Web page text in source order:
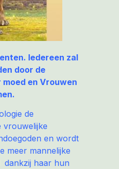
Iedereen zal
door de
en Vrouwen
de
vrouwelijke
en wordt
meer mannelijke
dankzij haar hun